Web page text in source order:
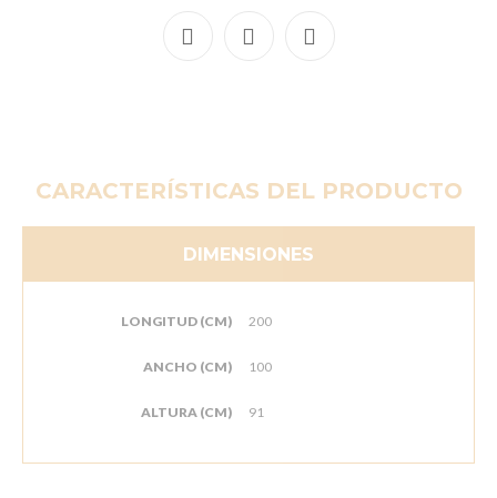
CARACTERÍSTICAS DEL PRODUCTO
DIMENSIONES
LONGITUD (CM) 200
ANCHO (CM) 100
ALTURA (CM) 91